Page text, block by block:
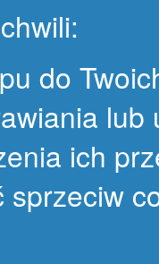
do
lub
ich
sprzeciw